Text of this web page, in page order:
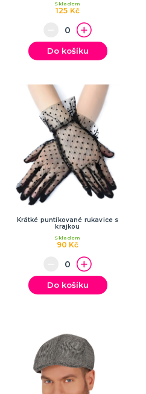
125 Kč
Skladem
Do košíku
Krátké puntíkované rukavice s
krajkou
90 Kč
Skladem
Do košíku